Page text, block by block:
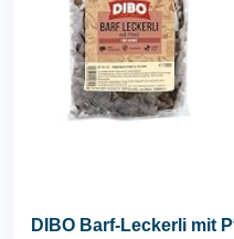
DIBO Barf-Leckerli mit